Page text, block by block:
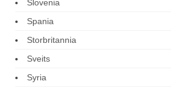
Slovenia
Spania
Storbritannia
Sveits
Syria